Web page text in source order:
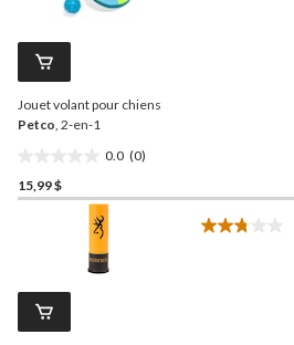
évaluations
Jouet volant pour chiens
Petco, 2-en-1
0.0 (0)
étoile(s)
15,99 $